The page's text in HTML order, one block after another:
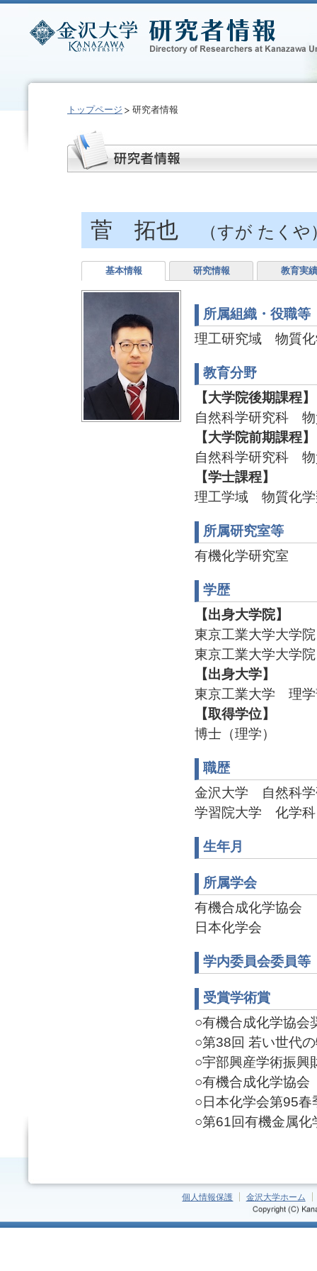
トップページ 研究者情報
菅 拓也 （すが たくや
基本情報 研究情報 教育実績
所属組織・役職等
理工研究域 物質化
教育分野
【大学院後期課程】
自然科学研究科 物
【大学院前期課程】
自然科学研究科 物
【学士課程】
理工学域 物質化
所属研究室等
有機化学研究室
学歴
【出身大学院】
東京工業大学大
東京工業大学大
【出身大学】
東京工業大学 理
【取得学位】
博士（理学）
職歴
金沢大学 自然科
学習院大学 化学
生年月
所属学会
有機合成化学協会
日本化学会
学内委員会委員等
受賞学術賞
○有機合成化学協会
○第38回 若い世代
○宇部興産学術振興
○有機合成化学協
○日本化学会第95
○第61回有機金属
個人情報保護 金沢大学ホーム